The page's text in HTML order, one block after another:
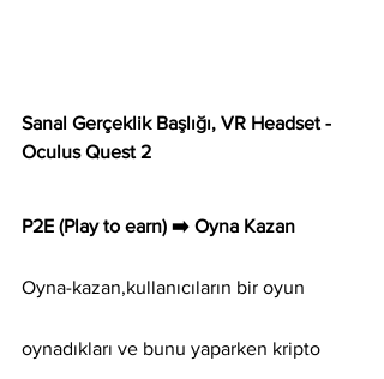
Sanal Gerçeklik Başlığı, VR Headset -
Oculus Quest 2
P2E (Play to earn) ➡️ Oyna Kazan
Oyna-kazan,kullanıcıların bir oyun
oynadıkları ve bunu yaparken kripto